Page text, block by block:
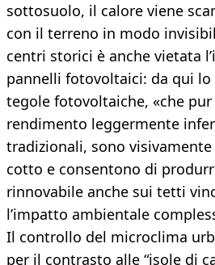
sottosuolo, il calore viene
con il terreno in modo
centri storici è anche vietata
pannelli fotovoltaici: da qui
tegole fotovoltaiche, «che pur
rendimento leggermente
tradizionali, sono
cotto e consentono di
rinnovabile anche sui tetti
l’impatto ambientale
Il controllo del microclima
per il contrasto alle “isole di